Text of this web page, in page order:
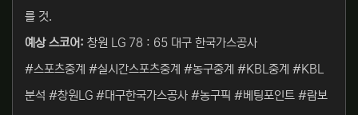
를 것.
예상 스코어: 창원 LG 78 : 65 대구 한국가스공사
#스포츠중계 #실시간스포츠중계 #농구중계 #KBL중계 #KBL
분석 #창원LG #대구한국가스공사 #농구픽 #베팅포인트 #람보